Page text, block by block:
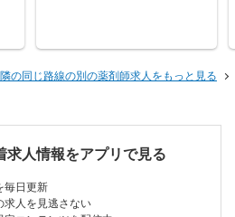
の同じ路線の別の薬剤師求人をもっと見る
求人情報をアプリで見る
毎日更新
求人を見逃さない